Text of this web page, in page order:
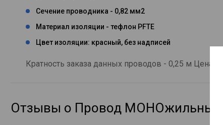
Сечение проводника - 0,82 мм2
Материал изоляции - тефлон PFTE
Цвет изоляции: красный, без надписей
Кратность заказа данных проводов - 0,25 м Цена
Отзывы о Провод МОНОжильный